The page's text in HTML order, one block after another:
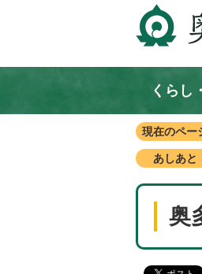
くらし
現在のペー
あしあと
奥